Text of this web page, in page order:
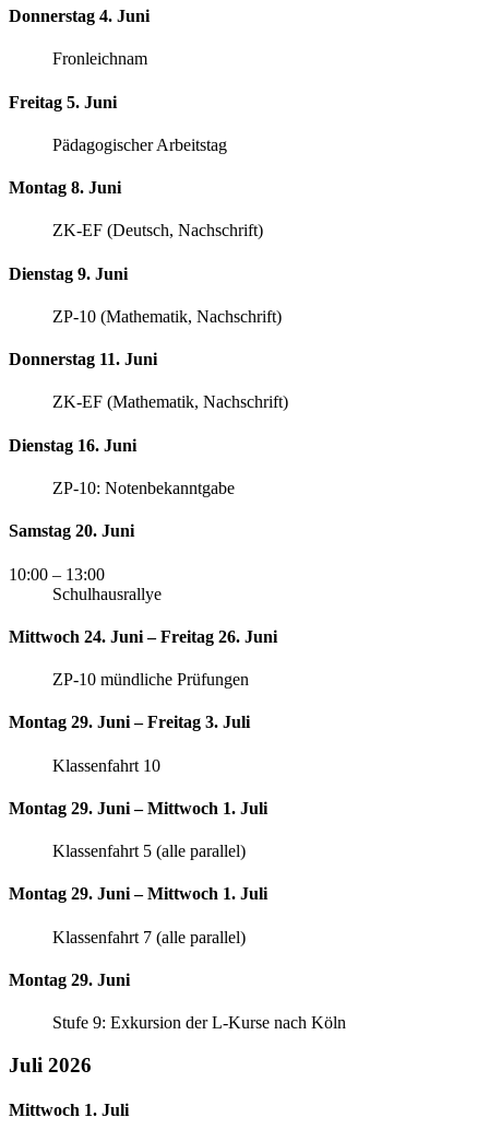
Donnerstag 4. Juni
Fronleichnam
Freitag 5. Juni
Pädagogischer Arbeitstag
Montag 8. Juni
ZK-EF (Deutsch, Nachschrift)
Dienstag 9. Juni
ZP-10 (Mathematik, Nachschrift)
Donnerstag 11. Juni
ZK-EF (Mathematik, Nachschrift)
Dienstag 16. Juni
ZP-10: Notenbekanntgabe
Samstag 20. Juni
10:00 – 13:00
Schulhausrallye
Mittwoch 24. Juni – Freitag 26. Juni
ZP-10 mündliche Prüfungen
Montag 29. Juni – Freitag 3. Juli
Klassenfahrt 10
Montag 29. Juni – Mittwoch 1. Juli
Klassenfahrt 5 (alle parallel)
Montag 29. Juni – Mittwoch 1. Juli
Klassenfahrt 7 (alle parallel)
Montag 29. Juni
Stufe 9: Exkursion der L-Kurse nach Köln
Juli 2026
Mittwoch 1. Juli